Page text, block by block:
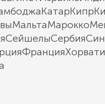
КатарКипр
МальтаМарокко
СейшелыСербия
Франция